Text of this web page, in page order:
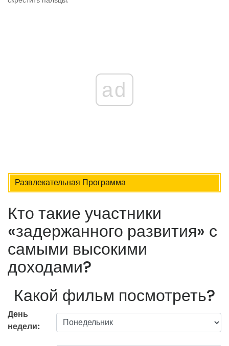
ad
Развлекательная Программа
Кто такие участники
«задержанного развития» с
самыми высокими
доходами?
Какой фильм посмотреть?
День
недели: